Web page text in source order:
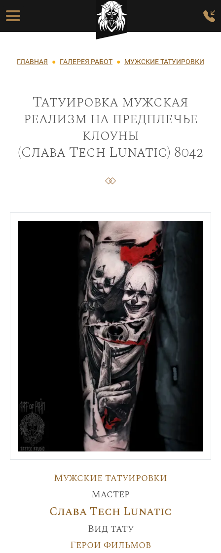
Перейти к основному содержанию
Основная навигация
Строка навигации
ГЛАВНАЯ ГАЛЕРЕЯ РАБОТ МУЖСКИЕ ТАТУИРОВКИ
Татуировка мужская
реализм на предплечье
клоуны
(Слава Tech Lunatic) 8042
Мужские татуировки
Мастер
Слава Tech Lunatic
Вид тату
Герои фильмов